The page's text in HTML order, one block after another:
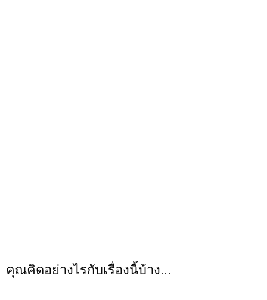
คุณคิดอย่างไรกับเรื่องนี้บ้าง...